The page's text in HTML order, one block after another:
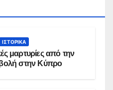
ΙΣΤΟΡΙΚΆ
μαρτυρίες από την
στην Κύπρο